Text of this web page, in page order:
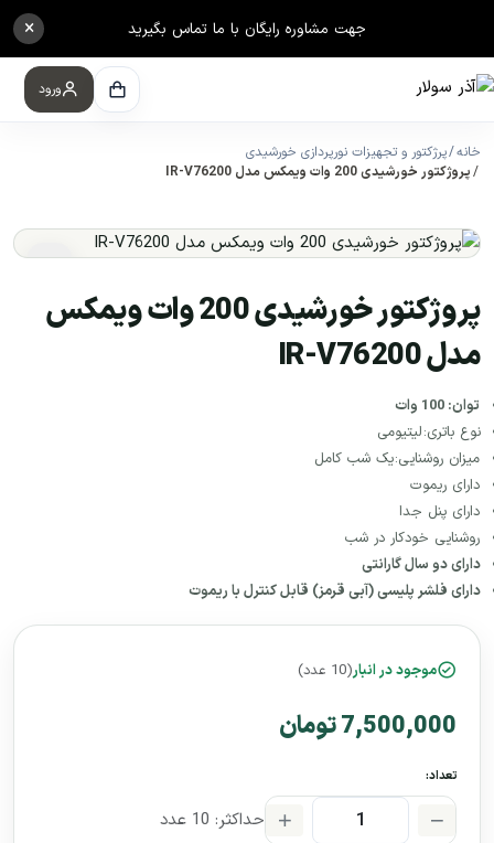
جهت مشاوره رایگان با ما تماس بگیرید ×
ورود
خانه پرژکتور و تجهیزات نورپردازی خورشیدی
پروژکتور خورشیدی 200 وات ویمکس مدل IR-V76200
پروژکتور خورشیدی 200 وات ویمکس
مدل IR-V76200
توان: 100 وات
نوع باتری:لیتیومی
میزان روشنایی:یک شب کامل
دارای ریموت
دارای پنل جدا
روشنایی خودکار در شب
دارای دو سال گارانتی
دارای فلشر پلیسی (آبی قرمز) قابل کنترل با ریموت
موجود در انبار(10 عدد)
7,500,000 تومان
تعداد:
حداکثر: 10 عدد